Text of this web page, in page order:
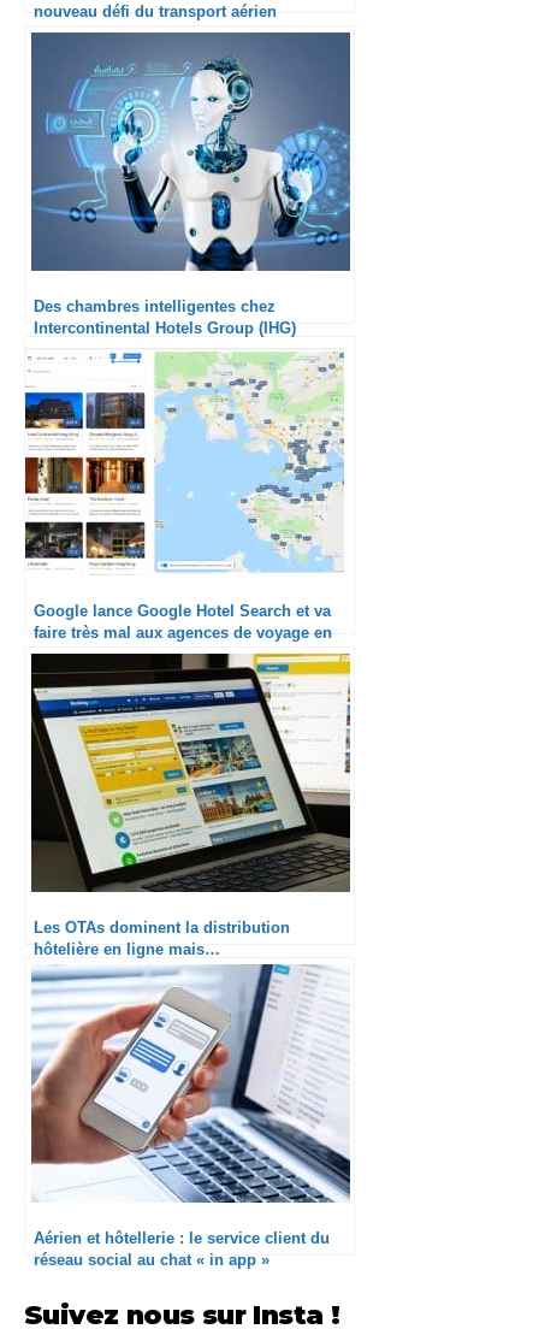
nouveau défi du transport aérien
Des chambres intelligentes chez
Intercontinental Hotels Group (IHG)
Google lance Google Hotel Search et va
faire très mal aux agences de voyage en
ligne
Les OTAs dominent la distribution
hôtelière en ligne mais…
Aérien et hôtellerie : le service client du
réseau social au chat « in app »
Suivez nous sur Insta !